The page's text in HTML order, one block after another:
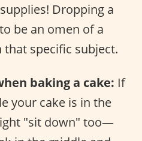
Dropping a
be an omen of a
specific subject.
baking a cake: If
your cake is in the
"sit down" too—